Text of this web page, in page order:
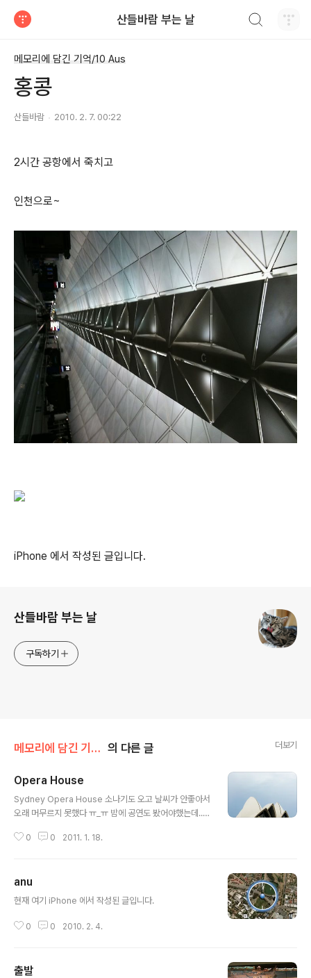
산들바람 부는 날
메모리에 담긴 기억/10 Aus
홍콩
산들바람 2010. 2. 7. 00:22
2시간 공항에서 죽치고
인천으로~
iPhone 에서 작성된 글입니다.
산들바람 부는 날
구독하기
메모리에 담긴 기억/10 Aus 의 다른 글 더보기
Opera House
Sydney Opera House 소나기도 오고 날씨가 안좋아서
오래 머무르지 못했다 ㅠ_ㅠ 밤에 공연도 봤어야했는데...
인가? 포인트에서 찍은 오페라 하우스
0 0 2011. 1. 18.
anu
현재 여기 iPhone 에서 작성된 글입니다.
0 0 2010. 2. 4.
출발